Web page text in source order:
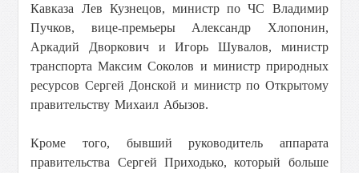
Кавказа Лев Кузнецов, министр по ЧС Владимир
Пучков, вице-премьеры Александр Хлопонин,
Аркадий Дворкович и Игорь Шувалов, министр
транспорта Максим Соколов и министр природных
ресурсов Сергей Донской и министр по Открытому
правительству Михаил Абызов.
Кроме того, бывший руководитель аппарата
правительства Сергей Приходько, который больше